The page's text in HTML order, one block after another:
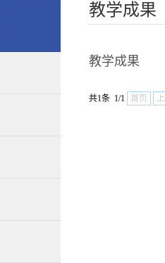
教学成果
教学成果
共1条 1/1 首页